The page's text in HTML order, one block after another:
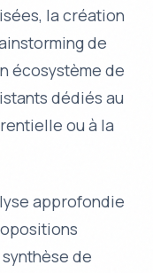
la création
de
écosystème de
dédiés au
ou à la
approfondie
de